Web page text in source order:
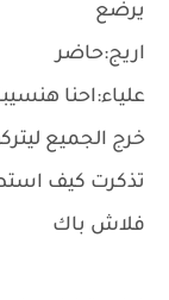
يرضع
اريج:حاضر
علياء:احنا
خرج الجميع
تذكرت كيف
فلاش باك